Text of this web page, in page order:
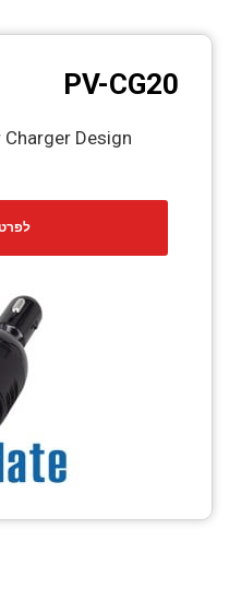
PV-CG20
Charger Design